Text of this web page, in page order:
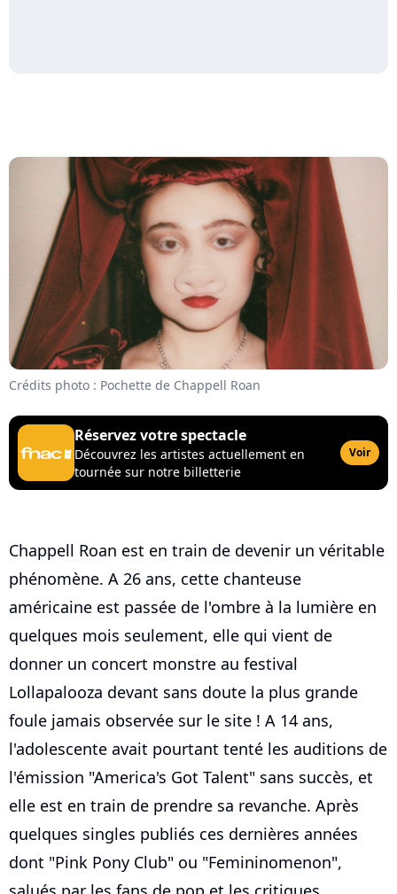
Crédits photo : Pochette de Chappell Roan
Réservez votre spectacle
Découvrez les artistes actuellement en
tournée sur notre billetterie
Voir
Chappell Roan est en train de devenir un véritable
phénomène. A 26 ans, cette chanteuse
américaine est passée de l'ombre à la lumière en
quelques mois seulement, elle qui vient de
donner un concert monstre au festival
Lollapalooza devant sans doute la plus grande
foule jamais observée sur le site ! A 14 ans,
l'adolescente avait pourtant tenté les auditions de
l'émission "America's Got Talent" sans succès, et
elle est en train de prendre sa revanche. Après
quelques singles publiés ces dernières années
dont "Pink Pony Club" ou "Femininomenon",